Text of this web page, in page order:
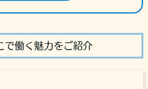
で働く魅力をご紹介